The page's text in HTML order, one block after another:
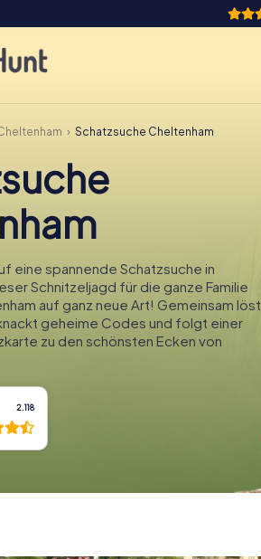
Schatzsuche Cheltenham
eine spannende Schatzsuche in
Schnitzeljagd für die ganze Familie
auf ganz neue Art! Gemeinsam löst
geheime Codes und folgt einer
zu den schönsten Ecken von
2.118